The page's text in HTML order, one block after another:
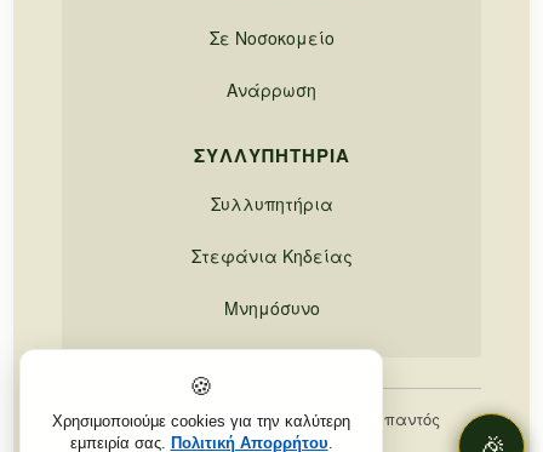
Σε Νοσοκομείο
Ανάρρωση
ΣΥΛΛΥΠΗΤΉΡΙΑ
Συλλυπητήρια
Στεφάνια Κηδείας
Μνημόσυνο
© 2026, 21Flowers.gr. Με επιφύλαξη παντός
δικαιώματος.
🍪
Χρησιμοποιούμε cookies για την καλύτερη
εμπειρία σας. Πολιτική Απορρήτου.